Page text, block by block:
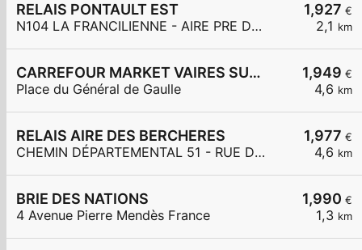
1,927 €
2,1 km
RELAIS PONTAULT EST
N104 LA FRANCILIENNE - AIRE PRE DE L'AULNES ET DE LA GDE MAR
1,949 €
4,6 km
CARREFOUR MARKET VAIRES SUR MARNE
Place du Général de Gaulle
1,977 €
4,6 km
RELAIS AIRE DES BERCHERES
CHEMIN DÉPARTEMENTAL 51 - RUE DES BERCHÈRES
1,990 €
1,3 km
BRIE DES NATIONS
4 Avenue Pierre Mendès France